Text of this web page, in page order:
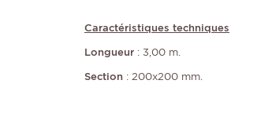
Caractéristiques techniques
Longueur : 3,00 m.
Section : 200x200 mm.